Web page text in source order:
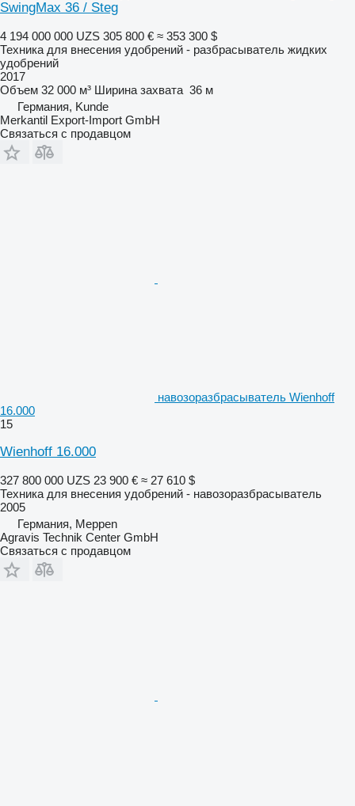
SwingMax 36 / Steg
4 194 000 000 UZS 305 800 € ≈ 353 300 $
Техника для внесения удобрений - разбрасыватель жидких
удобрений
2017
Объем 32 000 м³ Ширина захвата 36 м
Германия, Kunde
Merkantil Export-Import GmbH
Связаться с продавцом
навозоразбрасыватель Wienhoff
16.000
15
Wienhoff 16.000
327 800 000 UZS 23 900 € ≈ 27 610 $
Техника для внесения удобрений - навозоразбрасыватель
2005
Германия, Meppen
Agravis Technik Center GmbH
Связаться с продавцом